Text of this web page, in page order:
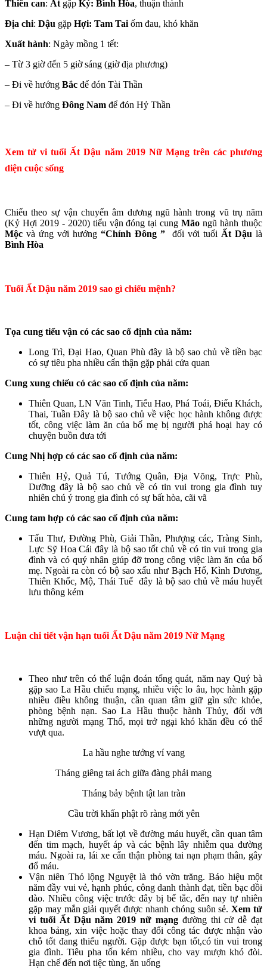
Thiên can: Ất gặp Kỷ: Bình Hòa, thuận thành
Địa chi: Dậu gặp Hợi: Tam Tai ốm đau, khó khăn
Xuất hành: Ngày mồng 1 tết:
– Từ 3 giờ đến 5 giờ sáng (giờ địa phương)
– Đi về hướng Bắc để đón Tài Thần
– Đi về hướng Đông Nam để đón Hỷ Thần
Xem tử vi tuổi Ất Dậu năm 2019 Nữ Mạng trên các phương
diện cuộc sống
Chiếu theo sự vận chuyển âm dương ngũ hành trong vũ trụ năm
(Kỷ Hợi 2019 - 2020) tiểu vận đóng tại cungMãongũ hành thuộc
Mộc và ứng với hướng “Chính Đông ” đối với tuổi Ất Dậu là
Bình Hòa
Tuổi Ất Dậu năm 2019 sao gì chiếu mệnh?
Tọa cung tiểu vận có các sao cố định của năm:
Long Trì, Đại Hao, Quan Phù đây là bộ sao chủ về tiền bạc
có sự tiêu pha nhiều cẩn thận gặp phải cửa quan
Cung xung chiếu có các sao cố định của năm:
Thiên Quan, LN Văn Tinh, Tiểu Hao, Phá Toái, Điếu Khách,
Thai, Tuần Đây là bộ sao chủ về việc học hành không được
tốt, công việc làm ăn của bố mẹ bị người phá hoại hay có
chuyện buồn đưa tới
Cung Nhị hợp có các sao cố định của năm:
Thiên Hỷ, Quả Tú, Tướng Quân, Địa Võng, Trực Phù,
Dưỡng đây là bộ sao chủ về có tin vui trong gia đình tuy
nhiên chú ý trong gia đình có sự bất hòa, cãi vã
Cung tam hợp có các sao cố định của năm:
Tấu Thư, Đường Phù, Giải Thần, Phượng các, Tràng Sinh,
Lực Sỹ Hoa Cái đây là bộ sao tốt chủ về có tin vui trong gia
đình và có quý nhân giúp đỡ trong công việc làm ăn của bố
mẹ. Ngoài ra còn có bộ sao xấu như Bạch Hổ, Kình Dương,
Thiên Khốc, Mộ, Thái Tuế đây là bộ sao chủ về máu huyết
lưu thông kém
Luận chi tiết vận hạn tuổi Ất Dậu năm 2019 Nữ Mạng
Theo như trên có thể luận đoán tổng quát, năm nay Quý bà
gặp sao La Hầu chiếu mạng, nhiều việc lo âu, học hành gặp
nhiều điều không thuận, cần quan tâm giữ gìn sức khỏe,
phòng bệnh nạn. Sao La Hầu thuộc hành Thủy, đối với
những người mạng Thổ, mọi trở ngại khó khăn đều có thể
vượt qua.
La hầu nghe tưởng ví vang
Tháng giêng tai ách giữa đàng phải mang
Tháng bảy bệnh tật lan tràn
Cầu trời khấn phật rõ ràng mới yên
Hạn Diêm Vương, bất lợi về đường máu huyết, cần quan tâm
đến tim mạch, huyết áp và các bệnh lây nhiễm qua đường
máu. Ngoài ra, lái xe cẩn thận phòng tai nạn phạm thân, gây
đổ máu.
Vận niên Thỏ lộng Nguyệt là thỏ vờn trăng. Báo hiệu một
năm đầy vui vẻ, hạnh phúc, công danh thành đạt, tiền bạc dồi
dào. Nhiều công việc trước đây bị bế tắc, đến nay tự nhiên
gặp may mắn giải quyết được nhanh chóng suôn sẻ.Xem tử
vi tuổi Ất Dậu năm 2019 nữ mạngđường thi cử dễ đạt
khoa bảng, xin việc hoặc thay đổi công tác được nhận vào
chỗ tốt đang thiếu người. Gặp được bạn tốt,có tin vui trong
gia đình. Tiêu pha tốn kém nhiều, cho vay mượn khó đòi.
Hạn chế đến nơi tiệc tùng, ăn uống